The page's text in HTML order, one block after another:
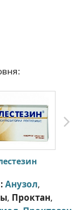
: Анузол,
, Проктан,